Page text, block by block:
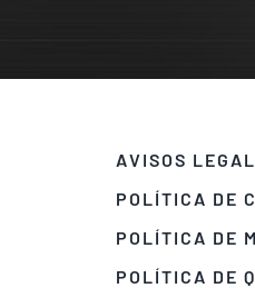
AVISOS
POLÍTICA DE
POLÍTICA DE
POLÍTICA DE